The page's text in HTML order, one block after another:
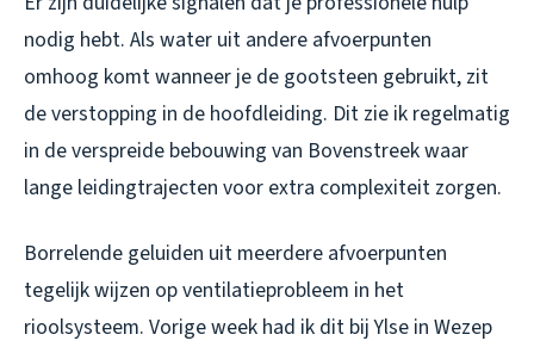
nodig hebt. Als water uit andere afvoerpunten
omhoog komt wanneer je de gootsteen gebruikt, zit
de verstopping in de hoofdleiding. Dit zie ik regelmatig
in de verspreide bebouwing van Bovenstreek waar
lange leidingtrajecten voor extra complexiteit zorgen.
Borrelende geluiden uit meerdere afvoerpunten
tegelijk wijzen op ventilatieprobleem in het
rioolsysteem. Vorige week had ik dit bij Ylse in Wezep